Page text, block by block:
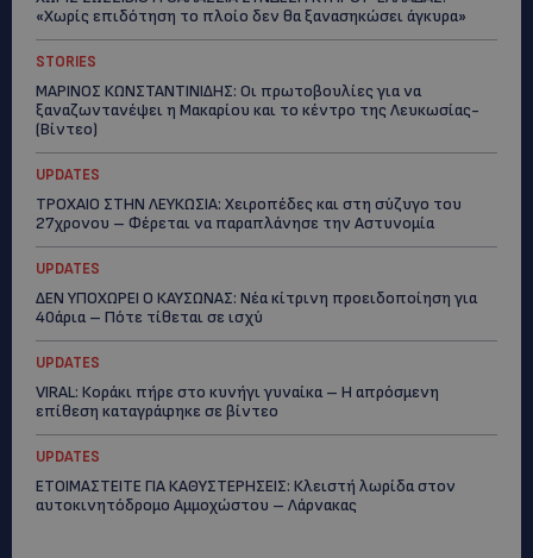
«Χωρίς επιδότηση το πλοίο δεν θα ξανασηκώσει άγκυρα»
STORIES
ΜΑΡΙΝΟΣ ΚΩΝΣΤΑΝΤΙΝΙΔΗΣ: Οι πρωτοβουλίες για να
ξαναζωντανέψει η Μακαρίου και το κέντρο της Λευκωσίας-
(Βίντεο)
UPDATES
ΤΡΟΧΑΙΟ ΣΤΗΝ ΛΕΥΚΩΣΙΑ: Χειροπέδες και στη σύζυγο του
27χρονου – Φέρεται να παραπλάνησε την Αστυνομία
UPDATES
ΔΕΝ ΥΠΟΧΩΡΕΙ Ο ΚΑΥΣΩΝΑΣ: Νέα κίτρινη προειδοποίηση για
40άρια – Πότε τίθεται σε ισχύ
UPDATES
VIRAL: Κοράκι πήρε στο κυνήγι γυναίκα – Η απρόσμενη
επίθεση καταγράφηκε σε βίντεο
UPDATES
ΕΤΟΙΜΑΣΤΕΙΤΕ ΓΙΑ ΚΑΘΥΣΤΕΡΗΣΕΙΣ: Κλειστή λωρίδα στον
αυτοκινητόδρομο Αμμοχώστου – Λάρνακας